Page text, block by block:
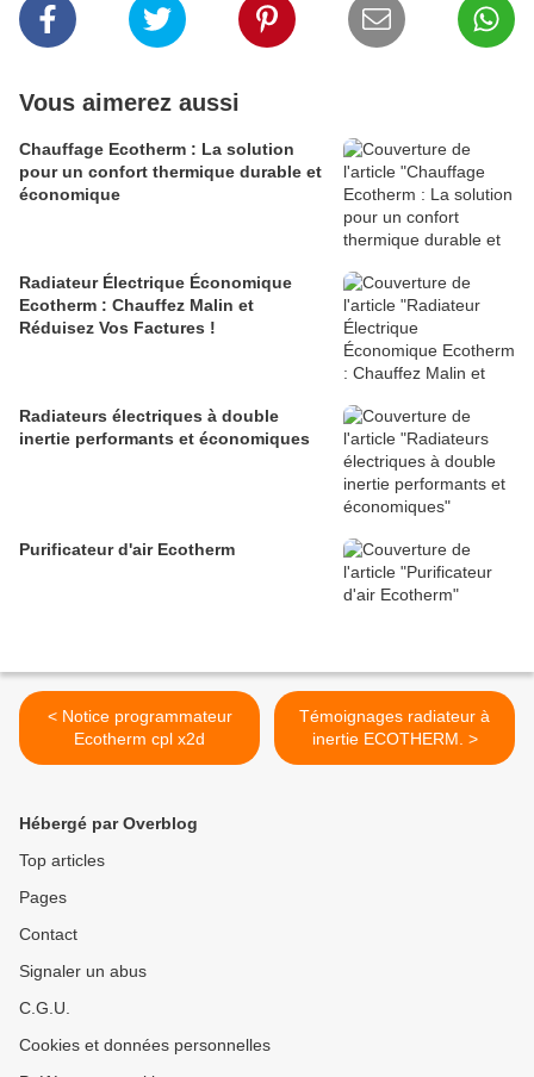
Vous aimerez aussi
Chauffage Ecotherm : La solution
pour un confort thermique durable et
économique
Radiateur Électrique Économique
Ecotherm : Chauffez Malin et
Réduisez Vos Factures !
Radiateurs électriques à double
inertie performants et économiques
Purificateur d'air Ecotherm
< Notice programmateur
Ecotherm cpl x2d
Témoignages radiateur à
inertie ECOTHERM. >
Hébergé par Overblog
Top articles
Pages
Contact
Signaler un abus
C.G.U.
Cookies et données personnelles